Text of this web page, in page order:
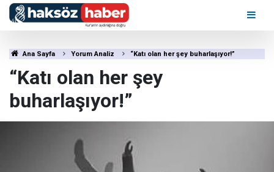
Ana Sayfa Yorum Analiz “Katı olan her şey buharlaşıyor!”
“Katı olan her şey
buharlaşıyor!”